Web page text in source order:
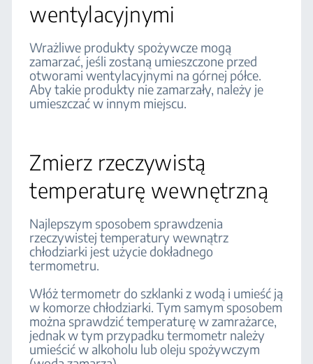
wentylacyjnymi
Wrażliwe produkty spożywcze mogą
zamarzać, jeśli zostaną umieszczone przed
otworami wentylacyjnymi na górnej półce.
Aby takie produkty nie zamarzały, należy je
umieszczać w innym miejscu.
Zmierz rzeczywistą
temperaturę wewnętrzną
Najlepszym sposobem sprawdzenia
rzeczywistej temperatury wewnątrz
chłodziarki jest użycie dokładnego
termometru.
Włóż termometr do szklanki z wodą i umieść ją
w komorze chłodziarki. Tym samym sposobem
można sprawdzić temperaturę w zamrażarce,
jednak w tym przypadku termometr należy
umieścić w alkoholu lub oleju spożywczym